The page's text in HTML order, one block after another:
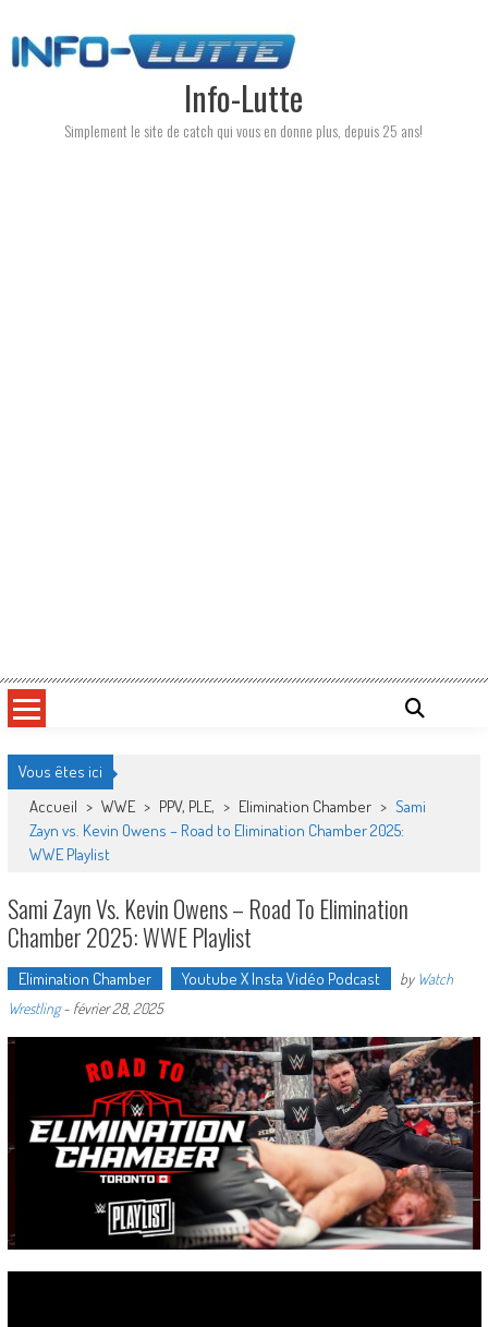
to
content
Info-Lutte
Simplement le site de catch qui vous en donne plus, depuis 25 ans!
Vous êtes ici
Accueil > WWE > PPV, PLE, > Elimination Chamber > Sami
Zayn vs. Kevin Owens – Road to Elimination Chamber 2025:
WWE Playlist
Sami Zayn Vs. Kevin Owens – Road To Elimination
Chamber 2025: WWE Playlist
Elimination Chamber Youtube X Insta Vidéo Podcast by Watch
Wrestling- février 28, 2025